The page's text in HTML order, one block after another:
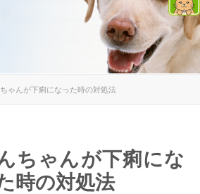
ゃんが下痢になった時の対処法
ちゃんが下痢にな
時の対処法